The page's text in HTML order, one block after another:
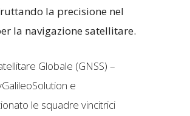
la precisione nel
la navigazione satellitare.
Globale (GNSS) –
e
le squadre vincitrici